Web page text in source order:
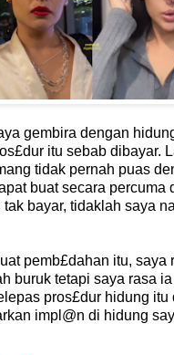
gembira dengan
itu sebab dibayar.
tidak pernah puas
buat secara percuma
bayar, tidaklah saya
pemb£dahan itu, saya
buruk tetapi saya rasa
pros£dur hidung itu
impl@n di hidung